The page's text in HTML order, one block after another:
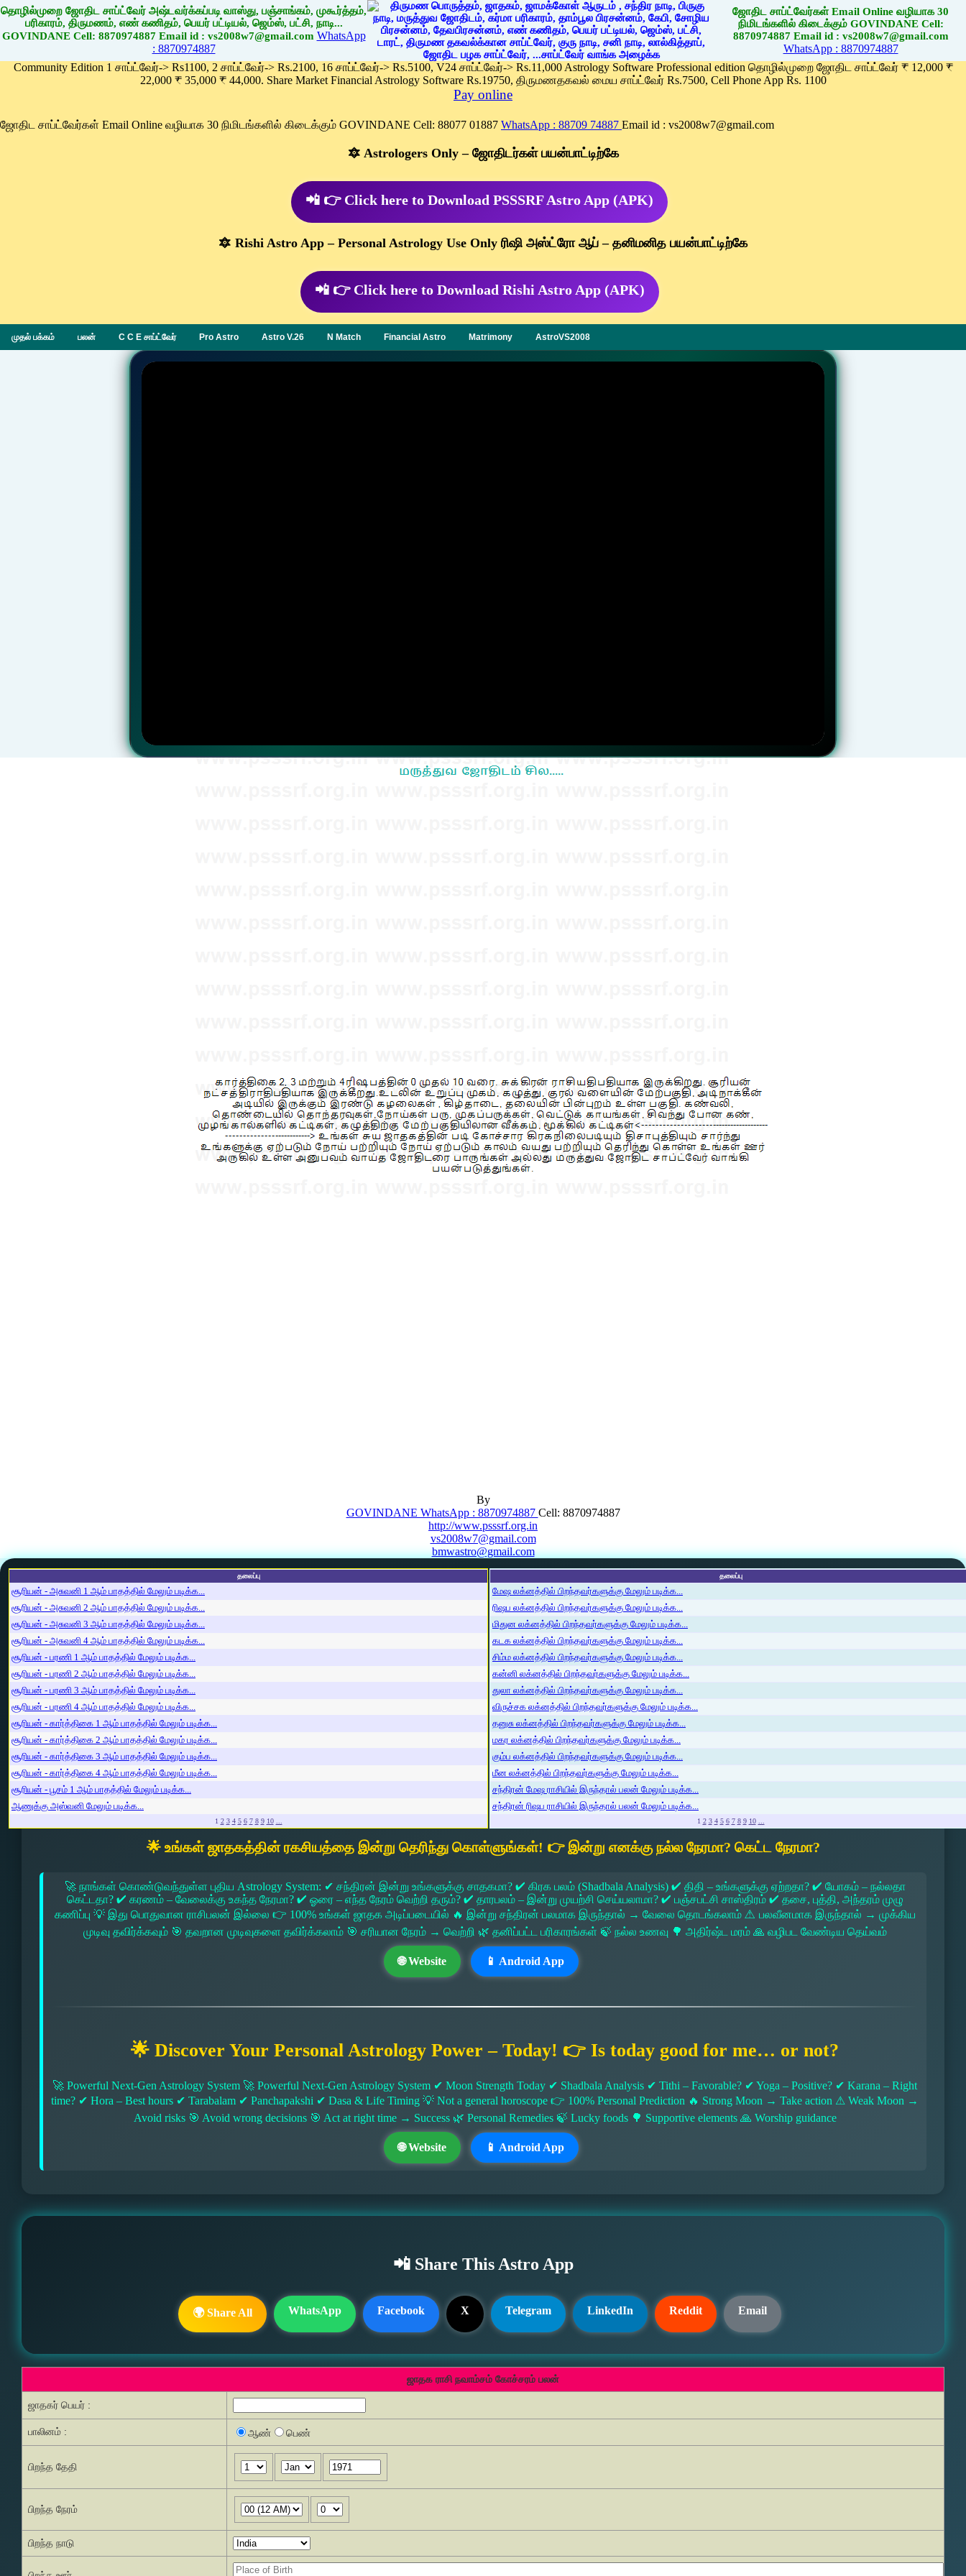
தொழில்முறை ஜோதிட சாப்ட்வேர் அஷ்டவர்க்கப்படி வாஸ்து, பஞ்சாங்கம், முகூர்த்தம்,
பரிகாரம், திருமணம், எண் கணிதம், பெயர் பட்டியல், ஜெம்ஸ், பட்சி, நாடி...
GOVINDANE Cell: 8870974887 Email id : vs2008w7@gmail.com WhatsApp
: 8870974887
ஜோதிட சாப்ட்வேர்கள் Email Online வழியாக 30
நிமிடங்களில் கிடைக்கும் GOVINDANE Cell:
8870974887 Email id : vs2008w7@gmail.com
WhatsApp : 8870974887
Community Edition 1 சாப்ட்வேர்-> Rs1100, 2 சாப்ட்வேர்-> Rs.2100, 16 சாப்ட்வேர்-> Rs.5100, V24 சாப்ட்வேர்-> Rs.11,000 Astrology Software Professional edition தொழில்முறை ஜோதிட சாப்ட்வேர் ₹ 12,000 ₹
22,000 ₹ 35,000 ₹ 44,000. Share Market Financial Astrology Software Rs.19750, திருமணதகவல் மைய சாப்ட்வேர் Rs.7500, Cell Phone App Rs. 1100
Pay online
ஜோதிட சாப்ட்வேர்கள் Email Online வழியாக 30 நிமிடங்களில் கிடைக்கும் GOVINDANE Cell: 88077 01887 WhatsApp : 88709 74887 Email id : vs2008w7@gmail.com
🔯 Astrologers Only – ஜோதிடர்கள் பயன்பாட்டிற்கே
📲 👉 Click here to Download PSSSRF Astro App (APK)
🔯 Rishi Astro App – Personal Astrology Use Only ரிஷி அஸ்ட்ரோ ஆப் – தனிமனித பயன்பாட்டிற்கே
📲 👉 Click here to Download Rishi Astro App (APK)
முதல் பக்கம் பலன் C C E சாப்ட்வேர் Pro Astro Astro V.26 N Match Financial Astro Matrimony AstroVS2008
By
GOVINDANE WhatsApp : 8870974887 Cell: 8870974887
http://www.psssrf.org.in
vs2008w7@gmail.com
bmwastro@gmail.com
தலைப்பு
சூரியன் - அசுவனி 1 ஆம் பாதத்தில் மேலும் படிக்க...
சூரியன் - அசுவனி 2 ஆம் பாதத்தில் மேலும் படிக்க...
சூரியன் - அசுவனி 3 ஆம் பாதத்தில் மேலும் படிக்க...
சூரியன் - அசுவனி 4 ஆம் பாதத்தில் மேலும் படிக்க...
சூரியன் - பரணி 1 ஆம் பாதத்தில் மேலும் படிக்க...
சூரியன் - பரணி 2 ஆம் பாதத்தில் மேலும் படிக்க...
சூரியன் - பரணி 3 ஆம் பாதத்தில் மேலும் படிக்க...
சூரியன் - பரணி 4 ஆம் பாதத்தில் மேலும் படிக்க...
சூரியன் - கார்த்திகை 1 ஆம் பாதத்தில் மேலும் படிக்க...
சூரியன் - கார்த்திகை 2 ஆம் பாதத்தில் மேலும் படிக்க...
சூரியன் - கார்த்திகை 3 ஆம் பாதத்தில் மேலும் படிக்க...
சூரியன் - கார்த்திகை 4 ஆம் பாதத்தில் மேலும் படிக்க...
சூரியன் - பூசம் 1 ஆம் பாதத்தில் மேலும் படிக்க...
ஆணுக்கு அஸ்வனி மேலும் படிக்க...
1 2 3 4 5 6 7 8 9 10 ...
தலைப்பு
மேஷ லக்னத்தில் பிறந்தவர்களுக்கு மேலும் படிக்க...
ரிஷப லக்னத்தில் பிறந்தவர்களுக்கு மேலும் படிக்க...
மிதுன லக்னத்தில் பிறந்தவர்களுக்கு மேலும் படிக்க...
கடக லக்னத்தில் பிறந்தவர்களுக்கு மேலும் படிக்க...
சிம்ம லக்னத்தில் பிறந்தவர்களுக்கு மேலும் படிக்க...
கன்னி லக்னத்தில் பிறந்தவர்களுக்கு மேலும் படிக்க...
துலா லக்னத்தில் பிறந்தவர்களுக்கு மேலும் படிக்க...
விருச்சக லக்னத்தில் பிறந்தவர்களுக்கு மேலும் படிக்க...
தனுசு லக்னத்தில் பிறந்தவர்களுக்கு மேலும் படிக்க...
மகர லக்னத்தில் பிறந்தவர்களுக்கு மேலும் படிக்க...
கும்ப லக்னத்தில் பிறந்தவர்களுக்கு மேலும் படிக்க...
மீன லக்னத்தில் பிறந்தவர்களுக்கு மேலும் படிக்க...
சந்திரன் மேஷ ராசியில் இருந்தால் பலன் மேலும் படிக்க...
சந்திரன் ரிஷப ராசியில் இருந்தால் பலன் மேலும் படிக்க...
1 2 3 4 5 6 7 8 9 10 ...
🌟 உங்கள் ஜாதகத்தின் ரகசியத்தை இன்று தெரிந்து கொள்ளுங்கள்! 👉 இன்று எனக்கு நல்ல நேரமா? கெட்ட நேரமா?
🚀 நாங்கள் கொண்டுவந்துள்ள புதிய Astrology System: ✔ சந்திரன் இன்று உங்களுக்கு சாதகமா? ✔ கிரக பலம் (Shadbala Analysis) ✔ திதி – உங்களுக்கு ஏற்றதா? ✔ யோகம் – நல்லதா
கெட்டதா? ✔ கரணம் – வேலைக்கு உகந்த நேரமா? ✔ ஓரை – எந்த நேரம் வெற்றி தரும்? ✔ தாரபலம் – இன்று முயற்சி செய்யலாமா? ✔ பஞ்சபட்சி சாஸ்திரம் ✔ தசை, புத்தி, அந்தரம் முழு
கணிப்பு 💡 இது பொதுவான ராசிபலன் இல்லை 👉 100% உங்கள் ஜாதக அடிப்படையில் 🔥 இன்று சந்திரன் பலமாக இருந்தால் → வேலை தொடங்கலாம் ⚠ பலவீனமாக இருந்தால் → முக்கிய
முடிவு தவிர்க்கவும் 🎯 தவறான முடிவுகளை தவிர்க்கலாம் 🎯 சரியான நேரம் → வெற்றி 🌿 தனிப்பட்ட பரிகாரங்கள் 🍃 நல்ல உணவு 🌳 அதிர்ஷ்ட மரம் 🙏 வழிபட வேண்டிய தெய்வம்
🌐 Website 📱 Android App
🌟 Discover Your Personal Astrology Power – Today! 👉 Is today good for me… or not?
🚀 Powerful Next-Gen Astrology System 🚀 Powerful Next-Gen Astrology System ✔ Moon Strength Today ✔ Shadbala Analysis ✔ Tithi – Favorable? ✔ Yoga – Positive? ✔ Karana – Right
time? ✔ Hora – Best hours ✔ Tarabalam ✔ Panchapakshi ✔ Dasa & Life Timing 💡 Not a general horoscope 👉 100% Personal Prediction 🔥 Strong Moon → Take action ⚠ Weak Moon →
Avoid risks 🎯 Avoid wrong decisions 🎯 Act at right time → Success 🌿 Personal Remedies 🍃 Lucky foods 🌳 Supportive elements 🙏 Worship guidance
🌐 Website 📱 Android App
📲 Share This Astro App
🌍 Share All WhatsApp Facebook X Telegram LinkedIn Reddit Email
ஜாதக ராசி நவாம்சம் கோச்சரம் பலன்
ஜாதகர் பெயர் :
பாலினம் : ஆண் பெண்
பிறந்த தேதி
பிறந்த நேரம்
பிறந்த நாடு